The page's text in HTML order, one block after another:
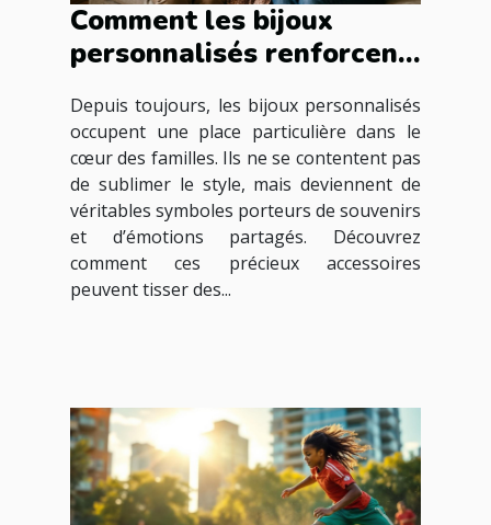
Comment les bijoux
personnalisés renforcent
Depuis toujours, les bijoux personnalisés
occupent une place particulière dans le
cœur des familles. Ils ne se contentent pas
de sublimer le style, mais deviennent de
véritables symboles porteurs de souvenirs
et d’émotions partagés. Découvrez
comment ces précieux accessoires
peuvent tisser des...